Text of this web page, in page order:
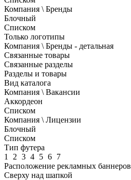
Компания \ Бренды
Блочный
Списком
Только логотипы
Компания \ Бренды - детальная
Связанные товары
Связанные разделы
Разделы и товары
Вид каталога
Компания \ Вакансии
Аккордеон
Списком
Компания \ Лицензии
Блочный
Списком
Тип футера
1
2 3 4 5 6 7
Расположение рекламных баннеров
Сверху над шапкой